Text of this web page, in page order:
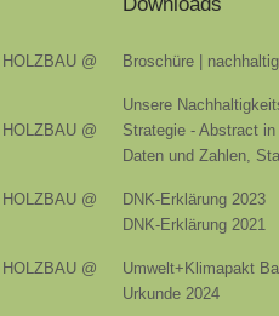
@
@
@
@
Broschüre |
Unsere
Strategie - Abstract in
Daten und Zahlen,
DNK-Erklärung 2023
DNK-Erklärung 2021
Umwelt+Klimapakt
Urkunde 2024